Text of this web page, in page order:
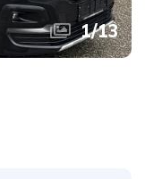
1/13